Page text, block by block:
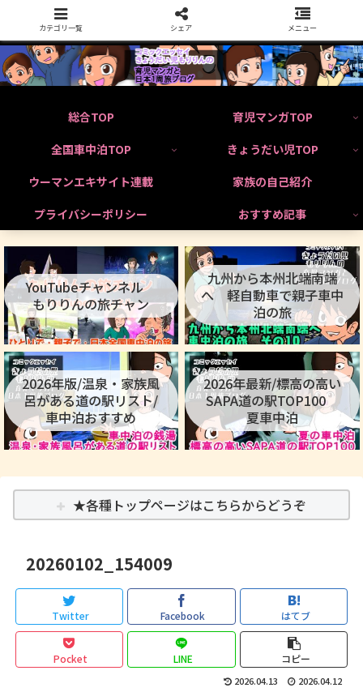
総合TOP
育児マンガTOP
全国車中泊TOP
きょうだい児TOP
ウーマンエキサイト連載
家族の自己紹介
プライバシーポリシー
おすすめ記事
YouTubeチャンネル
もりりんの旅チャン
九州から本州北端南端
へ 軽自動車で親子車中
泊の旅
2026年版/温泉・家族風
呂がある道の駅リスト/
車中泊おすすめ
2026年最新/標高の高い
SAPA道の駅TOP100
夏車中泊
★各種トップページはこちらからどうぞ
20260102_154009
Twitter Facebook はてブ
Pocket LINE コピー
2026.04.13 2026.04.12
カテゴリ一覧 シェア メニュー